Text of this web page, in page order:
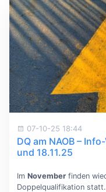
07-10-25 18:44
DQ am NAOB –
und 18.11.25
Im Novemberfinden
Doppelqualifikation